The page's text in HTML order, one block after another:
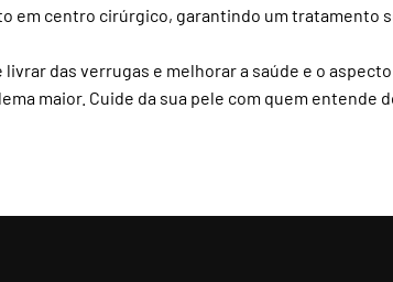
em centro cirúrgico, garantindo um tratamento
livrar das verrugas e melhorar a saúde e o
maior. Cuide da sua pele com quem entende